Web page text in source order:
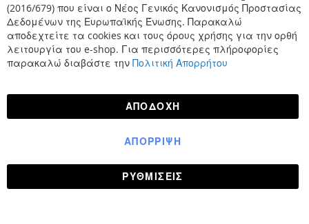
(2016/679) που είναι ο Νέος Γενικός Κανονισμός Προστασίας
Δεδομένων της Ευρωπαϊκής Ένωσης. Παρακαλώ
αποδεχτείτε τα cookies και τους όρους χρήσης για την ορθή
λειτουργία του e-shop. Για περισσότερες πλήροφορίες
παρακαλώ διαβάστε την Πολιτική Απορρήτου
ΑΠΟΔΟΧΉ
ΡΥΘΜΊΣΕΙΣ
ΑΠΌΡΡΙΨΗ